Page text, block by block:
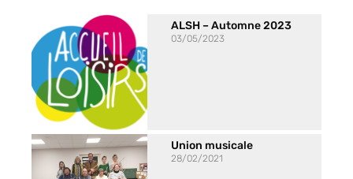
ALSH – Automne 2023
03/05/2023
Union musicale
28/02/2021